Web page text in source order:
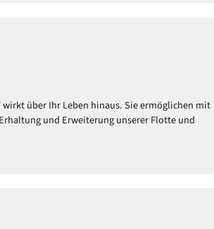
wirkt über Ihr Leben hinaus. Sie ermöglichen mit
und Erweiterung unserer Flotte und